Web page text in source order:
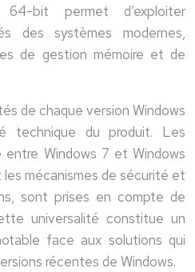
bit permet d’exploiter
des systèmes modernes,
de gestion mémoire et de
de chaque version Windows
technique du produit. Les
entre Windows 7 et Windows
les mécanismes de sécurité et
sont prises en compte de
universalité constitue un
face aux solutions qui
récentes de Windows.